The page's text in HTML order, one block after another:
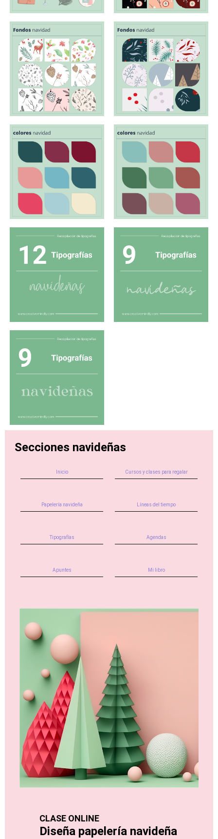
Secciones navideñas
Inicio Cursos y clases para regalar
Papelería navideña Líneas del tiempo
Tipografías Agendas
Apuntes Mi libro
CLASE ONLINE
Diseña papelería navideña